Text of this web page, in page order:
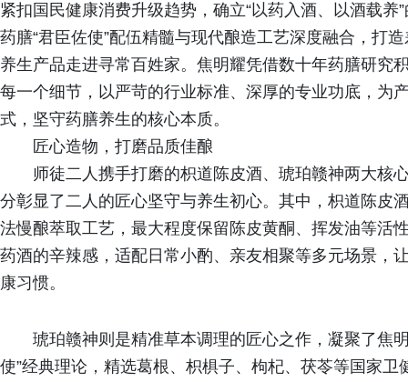
紧扣国民健康消费升级趋势，确立“以药入酒、以酒载
药膳“君臣佐使”配伍精髓与现代酿造工艺深度融合，打
养生产品走进寻常百姓家。焦明耀凭借数十年药膳研究
每一个细节，以严苛的行业标准、深厚的专业功底，为
式，坚守药膳养生的核心本质。
匠心造物，打磨品质佳酿
师徒二人携手打磨的枳道陈皮酒、琥珀赣神两大核
分彰显了二人的匠心坚守与养生初心。其中，枳道陈皮
法慢酿萃取工艺，最大程度保留陈皮黄酮、挥发油等活
药酒的辛辣感，适配日常小酌、亲友相聚等多元场景，
康习惯。
琥珀赣神则是精准草本调理的匠心之作，凝聚了焦
使”经典理论，精选葛根、枳椇子、枸杞、茯苓等国家